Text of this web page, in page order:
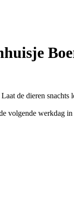
de dieren
volgende werkdag in